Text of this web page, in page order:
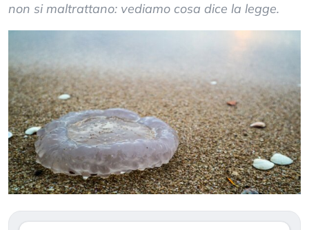
non si maltrattano: vediamo cosa dice la legge.